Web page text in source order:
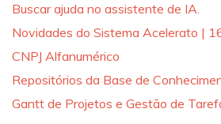
Buscar ajuda no assistente de IA.
Novidades do Sistema Acelerato |
CNPJ Alfanumérico
Repositórios da Base de
Gantt de Projetos e Gestão de